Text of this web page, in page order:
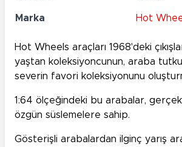
Marka Hot
Hot Wheels araçları 1968'deki
yaştan koleksiyoncunun, araba
severin favori koleksiyonunu
1:64 ölçeğindeki bu arabalar,
özgün süslemelere sahip.
Gösterişli arabalardan ilginç yarış